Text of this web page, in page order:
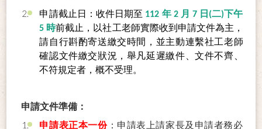
申請截止日：收件日期至 112 年 2 月 7 日(二)下午
5 時前截止，以社工老師實際收到申請文件為主，
請自行斟酌寄送繳交時間，並主動連繫社工老師
確認文件繳交狀況，舉凡延遲繳件、文件不齊、
不符規定者，概不受理。
申請文件準備：
申請表正本一份：申請表上請家長及申請者務必